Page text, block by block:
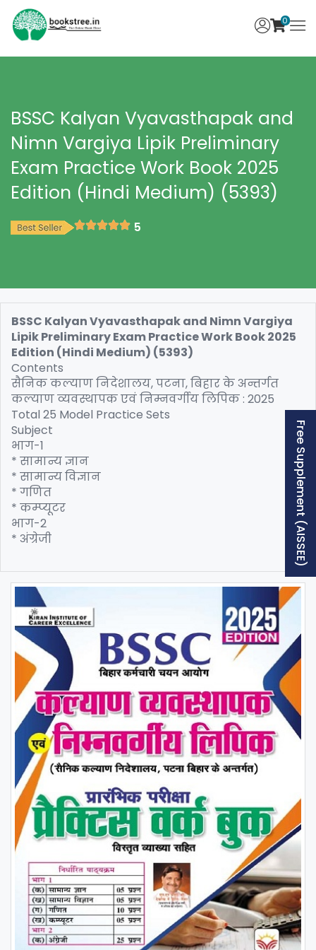
0
BSSC Kalyan Vyavasthapak and
Nimn Vargiya Lipik Preliminary
Exam Practice Work Book 2025
Edition (Hindi Medium) (5393)
5
BSSC Kalyan Vyavasthapak and Nimn Vargiya
Lipik Preliminary Exam Practice Work Book 2025
Edition (Hindi Medium) (5393)
Contents
सैनिक कल्याण निदेशालय, पटना, बिहार के अन्तर्गत
कल्याण व्यवस्थापक एवं निम्नवर्गीय लिपिक : 2025
Total 25 Model Practice Sets
Subject
भाग-1
* सामान्य ज्ञान
* सामान्य विज्ञान
* गणित
* कम्प्यूटर
भाग-2
* अंग्रेजी
Free Supplement (AISSEE)